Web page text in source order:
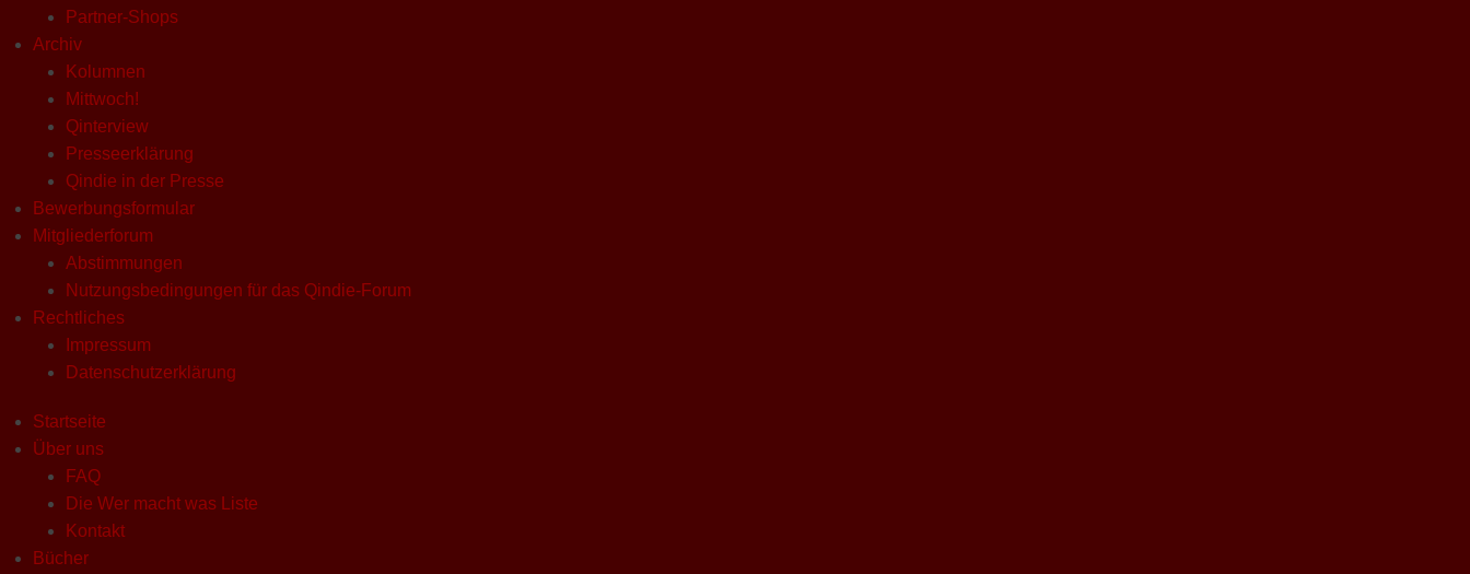
Partner-Shops
Archiv
Kolumnen
Mittwoch!
Qinterview
Presseerklärung
Qindie in der Presse
Bewerbungsformular
Mitgliederforum
Abstimmungen
Nutzungsbedingungen für das Qindie-Forum
Rechtliches
Impressum
Datenschutzerklärung
Startseite
Über uns
FAQ
Die Wer macht was Liste
Kontakt
Bücher